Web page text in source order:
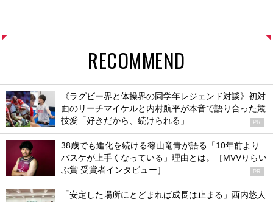
RECOMMEND
《ラグビー界と体操界の同学年レジェンド対談》初対
面のリーチマイケルと内村航平が本音で語り合った競
技愛「好きだから、続けられる」
PR
38歳でも進化を続ける篠山竜青が語る「10年前より
バスケが上手くなっている」理由とは。［MVVりらい
ぶ賞 受賞者インタビュー］
PR
「安定した場所にとどまれば成長は止まる」西内悠人